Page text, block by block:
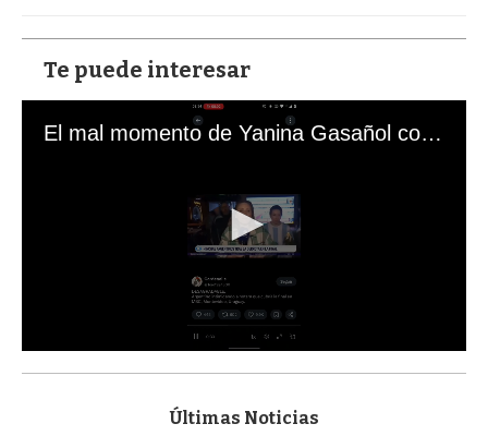
Te puede interesar
El mal momento de Yanina Gasañol con un hincha argentino en "Subrayado"
s
Últimas Noticias